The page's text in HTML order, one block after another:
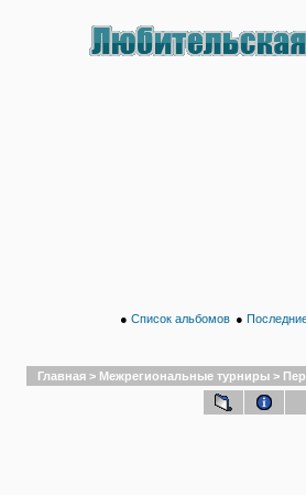
● Список альбомов ●
Главная > Межрегиональные турниры >